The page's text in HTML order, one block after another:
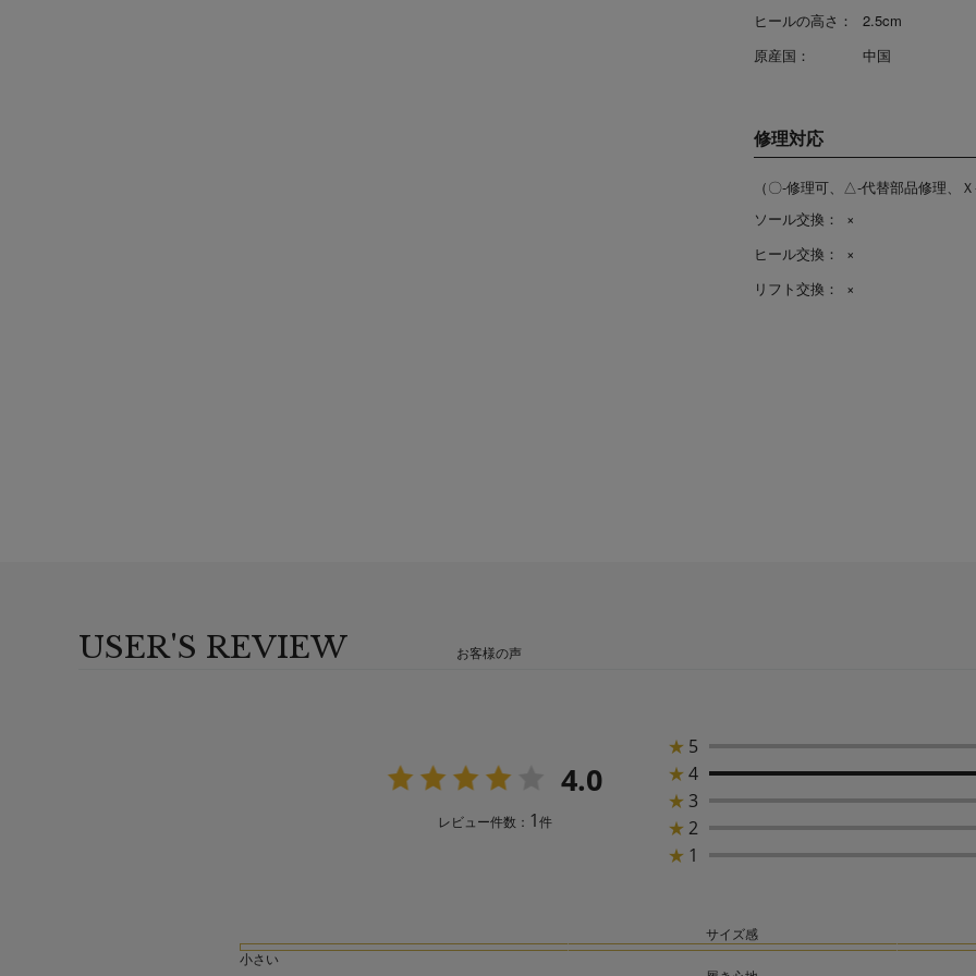
ヒールの高さ：
2.5cm
原産国：
中国
修理対応
（〇-修理可、△-代替部品修理、
ソール交換：
×
ヒール交換：
×
リフト交換：
×
USER'S REVIEW お客様の声
4.0
レビュー件数： 1件
★ 5
★4
★ 3
★2
★ 1
サイズ感
小さい